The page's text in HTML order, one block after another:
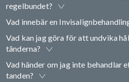
regelbundet?
Vad innebär en
Vad kan jag göra för att undvika
tänderna?
Vad händer om jag inte behandlar
tanden?